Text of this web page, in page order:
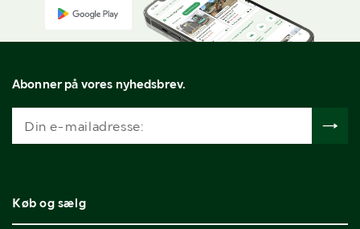
Abonner på vores nyhedsbrev.
Køb og sælg